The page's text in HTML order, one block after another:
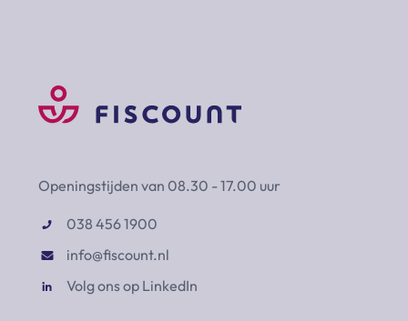
Openingstijden van 08.30 - 17.00 uur
038 456 1900
info@fiscount.nl
Volg ons op LinkedIn